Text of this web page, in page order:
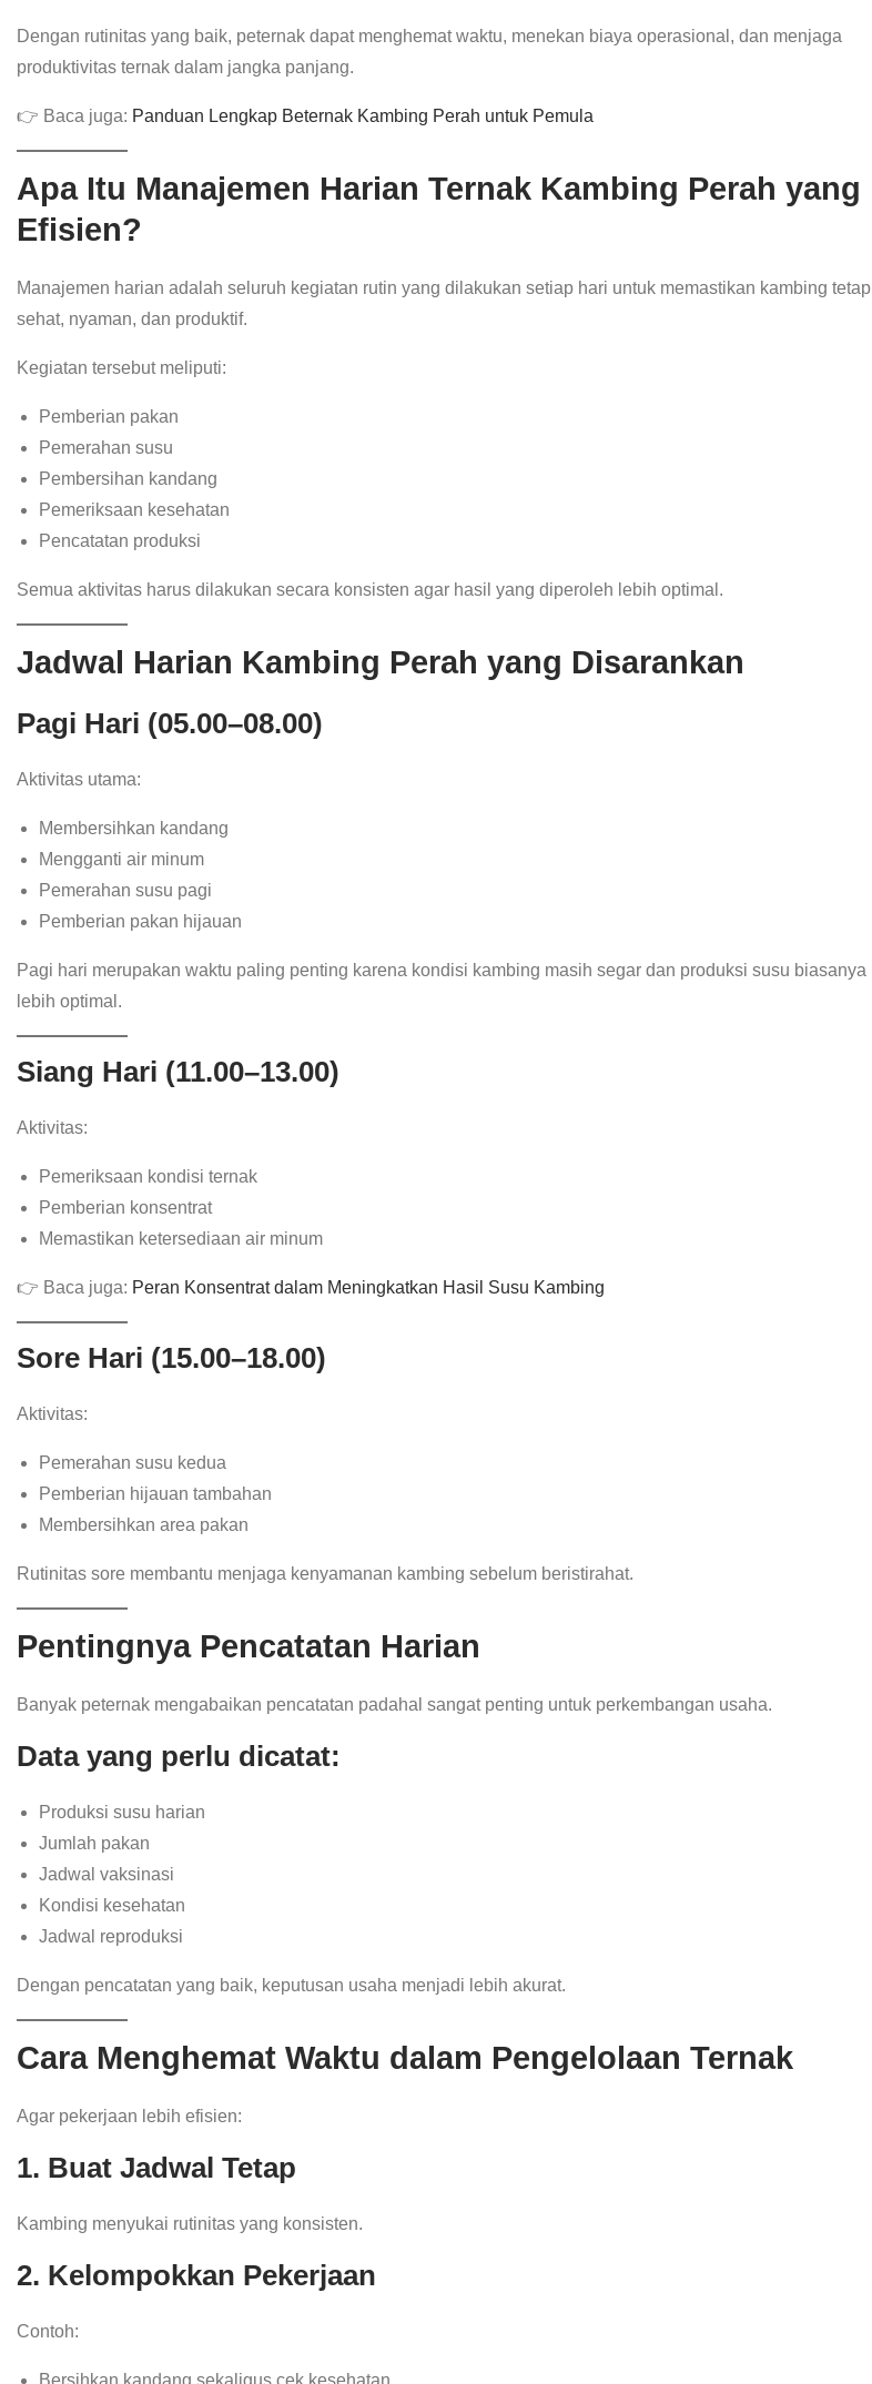
Dengan rutinitas yang baik, peternak dapat menghemat waktu, menekan biaya operasional, dan menjaga
produktivitas ternak dalam jangka panjang.
👉 Baca juga: Panduan Lengkap Beternak Kambing Perah untuk Pemula
Apa Itu Manajemen Harian Ternak Kambing Perah yang
Efisien?
Manajemen harian adalah seluruh kegiatan rutin yang dilakukan setiap hari untuk memastikan kambing tetap
sehat, nyaman, dan produktif.
Kegiatan tersebut meliputi:
Pemberian pakan
Pemerahan susu
Pembersihan kandang
Pemeriksaan kesehatan
Pencatatan produksi
Semua aktivitas harus dilakukan secara konsisten agar hasil yang diperoleh lebih optimal.
Jadwal Harian Kambing Perah yang Disarankan
Pagi Hari (05.00–08.00)
Aktivitas utama:
Membersihkan kandang
Mengganti air minum
Pemerahan susu pagi
Pemberian pakan hijauan
Pagi hari merupakan waktu paling penting karena kondisi kambing masih segar dan produksi susu biasanya
lebih optimal.
Siang Hari (11.00–13.00)
Aktivitas:
Pemeriksaan kondisi ternak
Pemberian konsentrat
Memastikan ketersediaan air minum
👉 Baca juga: Peran Konsentrat dalam Meningkatkan Hasil Susu Kambing
Sore Hari (15.00–18.00)
Aktivitas:
Pemerahan susu kedua
Pemberian hijauan tambahan
Membersihkan area pakan
Rutinitas sore membantu menjaga kenyamanan kambing sebelum beristirahat.
Pentingnya Pencatatan Harian
Banyak peternak mengabaikan pencatatan padahal sangat penting untuk perkembangan usaha.
Data yang perlu dicatat:
Produksi susu harian
Jumlah pakan
Jadwal vaksinasi
Kondisi kesehatan
Jadwal reproduksi
Dengan pencatatan yang baik, keputusan usaha menjadi lebih akurat.
Cara Menghemat Waktu dalam Pengelolaan Ternak
Agar pekerjaan lebih efisien:
1. Buat Jadwal Tetap
Kambing menyukai rutinitas yang konsisten.
2. Kelompokkan Pekerjaan
Contoh:
Bersihkan kandang sekaligus cek kesehatan